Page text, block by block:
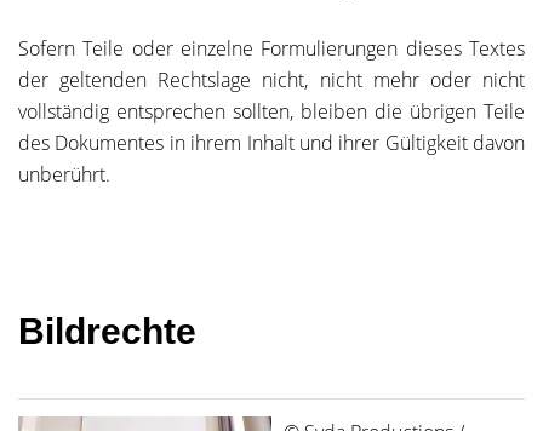
Sofern Teile oder einzelne Formulierungen dieses Textes
der geltenden Rechtslage nicht, nicht mehr oder nicht
vollständig entsprechen sollten, bleiben die übrigen Teile
des Dokumentes in ihrem Inhalt und ihrer Gültigkeit davon
unberührt.
Bildrechte